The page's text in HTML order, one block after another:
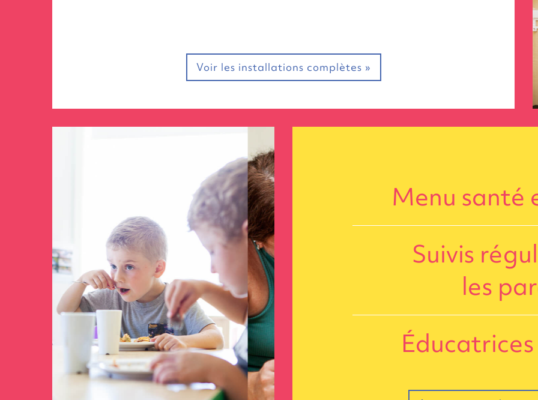
Voir les installations complètes »
Menu santé
Suivis
les